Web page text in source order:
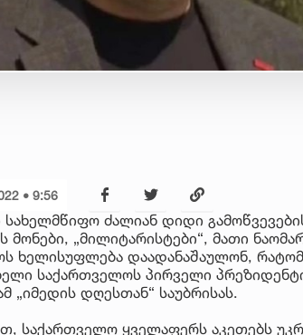
• 9:56
სახელმწიფო ძალიან დიდი
მონები, „მილიტარისტები“, მათი
ხელისუფლება დაადანაშაულონ, რატომ
საქართველოს პირველი
„იმედის დღესთან“ საუბრისას.
საქართველო ყველაფერს აკეთებს